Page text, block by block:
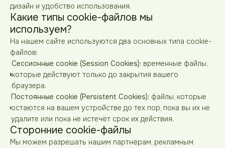
дизайн и удобство использования.
Какие типы cookie-файлов мы
используем?
На нашем сайте используются два основных типа cookie-
файлов:
Сессионные cookie (Session Cookies): временные файлы,
которые действуют только до закрытия вашего
браузера.
Постоянные cookie (Persistent Cookies): файлы, которые
остаются на вашем устройстве до тех пор, пока вы их не
удалите или пока не истечёт срок их действия.
Сторонние cookie-файлы
Мы можем разрешать нашим партнёрам, рекламным